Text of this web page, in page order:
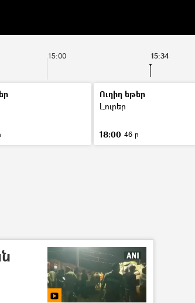
15:00 15:34
Ուղիղ եթեր
Լուրեր
18:00 46 ր